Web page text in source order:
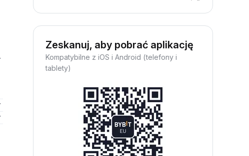
Zeskanuj, aby pobrać aplikację
Kompatybilne z iOS i Android (telefony i
tablety)